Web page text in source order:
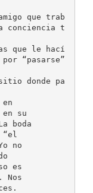
que trab
conciencia t
que le hací
“pasarse”
donde pa
su
boda
“el
no
es
Nos